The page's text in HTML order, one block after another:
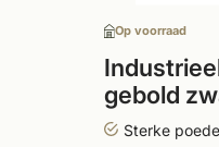
Op voorraad
gebold
rozet
Sterke